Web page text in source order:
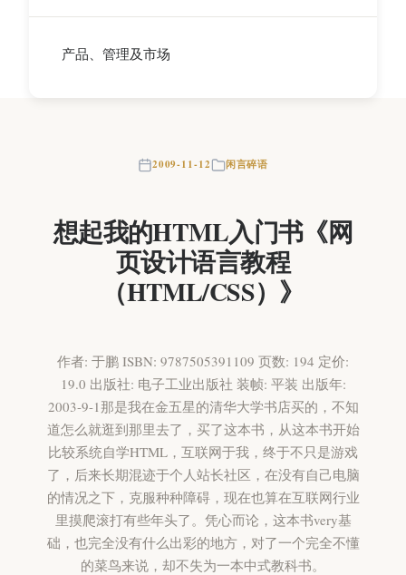
产品、管理及市场
2009-11-12 闲言碎语
想起我的HTML入门书《网
页设计语言教程
（HTML/CSS）》
作者: 于鹏 ISBN: 9787505391109 页数: 194 定价:
19.0 出版社: 电子工业出版社 装帧: 平装 出版年:
2003-9-1那是我在金五星的清华大学书店买的，不知
道怎么就逛到那里去了，买了这本书，从这本书开始
比较系统自学HTML，互联网于我，终于不只是游戏
了，后来长期混迹于个人站长社区，在没有自己电脑
的情况之下，克服种种障碍，现在也算在互联网行业
里摸爬滚打有些年头了。凭心而论，这本书very基
础，也完全没有什么出彩的地方，对了一个完全不懂
的菜鸟来说，却不失为一本中式教科书。